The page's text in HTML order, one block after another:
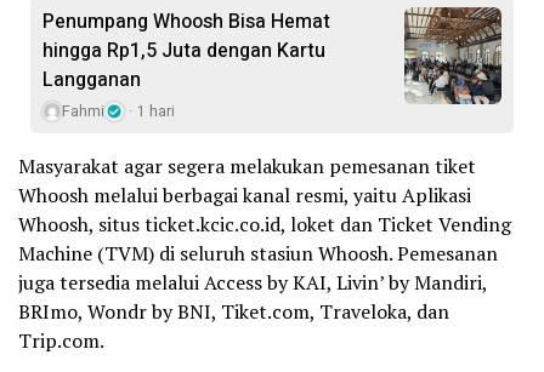
Penumpang Whoosh Bisa Hemat
hingga Rp1,5 Juta dengan Kartu
Langganan
Fahmi 1 hari
Masyarakat agar segera melakukan pemesanan tiket
Whoosh melalui berbagai kanal resmi, yaitu Aplikasi
Whoosh, situs ticket.kcic.co.id, loket dan Ticket Vending
Machine (TVM) di seluruh stasiun Whoosh. Pemesanan
juga tersedia melalui Access by KAI, Livin’ by Mandiri,
BRImo, Wondr by BNI, Tiket.com, Traveloka, dan
Trip.com.